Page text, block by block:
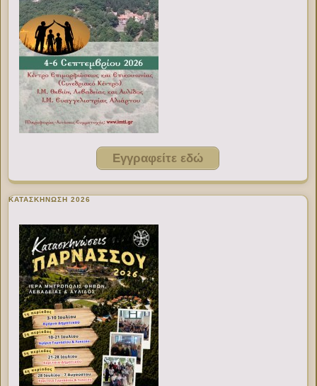
Εγγραφείτε εδώ
ΚΑΤΑΣΚΗΝΩΣΗ 2026